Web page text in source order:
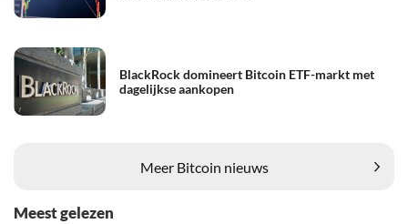
BlackRock domineert Bitcoin ETF-markt met
dagelijkse aankopen
Meer Bitcoin nieuws
Meest gelezen